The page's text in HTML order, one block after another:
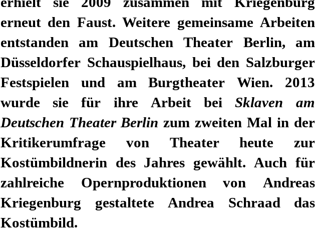
erneut den Faust. Weitere gemeinsame Arbeiten
entstanden am Deutschen Theater Berlin, am
Düsseldorfer Schauspielhaus, bei den Salzburger
Festspielen und am Burgtheater Wien. 2013
wurde sie für ihre Arbeit bei Sklaven am
Deutschen Theater Berlin zum zweiten Mal in der
Kritikerumfrage von Theater heute zur
Kostümbildnerin des Jahres gewählt. Auch für
zahlreiche Opernproduktionen von Andreas
Kriegenburg gestaltete Andrea Schraad das
Kostümbild.